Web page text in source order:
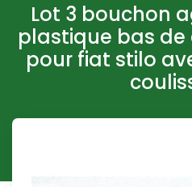
Lot 3 bouchon
plastique bas de
pour fiat stilo